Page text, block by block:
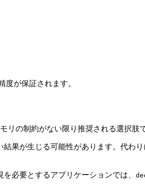
度が保証されます。
リの制約がない限り推奨される選択肢
果が生じる可能性があります。代わ
必要とするアプリケーションでは、